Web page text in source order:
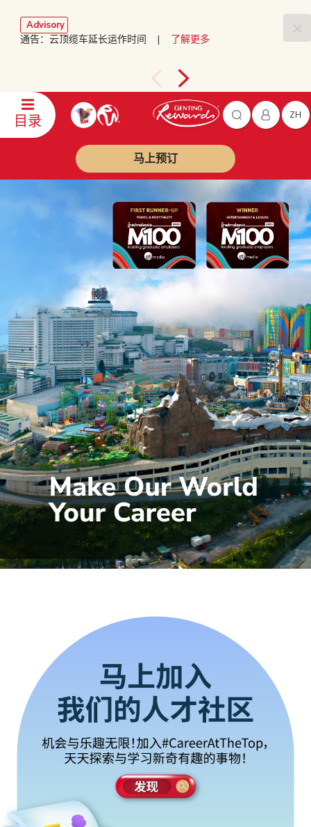
Advisory
通告：云顶缆车延长运作时间 | 了解更多
目录 ZH
马上预订